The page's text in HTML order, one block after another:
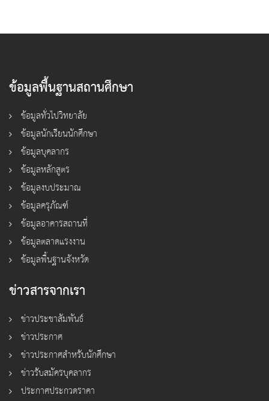
ข้อมูลพื้นฐานสถานศึกษา
ข้อมูลทั่วไปวิทยาลัย
ข้อมูลนักเรียนนักศึกษา
ข้อมูลบุคลากร
ข้อมูลหลักสูตร
ข้อมูลงบประมาณ
ข้อมูลครุภัณฑ์
ข้อมูลอาคารสถานที่
ข้อมูลตลาดแรงงาน
ข้อมูลพื้นฐานจังหวัด
ข่าวสารจากเรา
ข่าวประชาสัมพันธ์
ข่าวประกาศ
ข่าวประกาศสำหรับนักศึกษา
ข่าวรับสมัครบุคลากร
ประกาศประกวดราคา